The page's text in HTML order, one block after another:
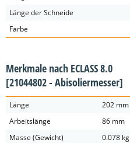
Länge der Schneide
Farbe
Merkmale nach ECLASS 8.0
[21044802 - Abisoliermesser]
Länge
202 mm
Arbeitslänge
86 mm
Masse (Gewicht)
0.078 kg